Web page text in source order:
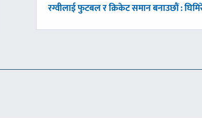
अघिल्लाे
रग्वीलाई फुटबल र क्रिकेट समान बनाउछौं :